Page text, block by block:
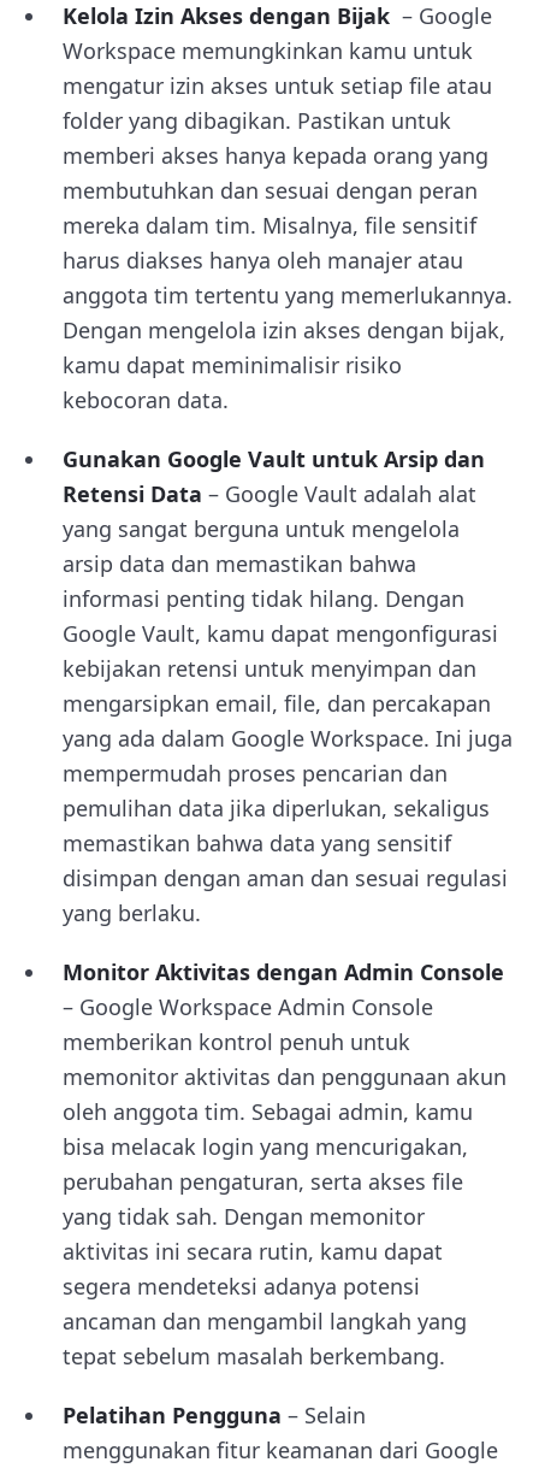
Kelola Izin Akses dengan Bijak – Google
Workspace memungkinkan kamu untuk
mengatur izin akses untuk setiap file atau
folder yang dibagikan. Pastikan untuk
memberi akses hanya kepada orang yang
membutuhkan dan sesuai dengan peran
mereka dalam tim. Misalnya, file sensitif
harus diakses hanya oleh manajer atau
anggota tim tertentu yang memerlukannya.
Dengan mengelola izin akses dengan bijak,
kamu dapat meminimalisir risiko
kebocoran data.
Gunakan Google Vault untuk Arsip dan
Retensi Data – Google Vault adalah alat
yang sangat berguna untuk mengelola
arsip data dan memastikan bahwa
informasi penting tidak hilang. Dengan
Google Vault, kamu dapat mengonfigurasi
kebijakan retensi untuk menyimpan dan
mengarsipkan email, file, dan percakapan
yang ada dalam Google Workspace. Ini juga
mempermudah proses pencarian dan
pemulihan data jika diperlukan, sekaligus
memastikan bahwa data yang sensitif
disimpan dengan aman dan sesuai regulasi
yang berlaku.
Monitor Aktivitas dengan Admin Console
– Google Workspace Admin Console
memberikan kontrol penuh untuk
memonitor aktivitas dan penggunaan akun
oleh anggota tim. Sebagai admin, kamu
bisa melacak login yang mencurigakan,
perubahan pengaturan, serta akses file
yang tidak sah. Dengan memonitor
aktivitas ini secara rutin, kamu dapat
segera mendeteksi adanya potensi
ancaman dan mengambil langkah yang
tepat sebelum masalah berkembang.
Pelatihan Pengguna – Selain
menggunakan fitur keamanan dari Google